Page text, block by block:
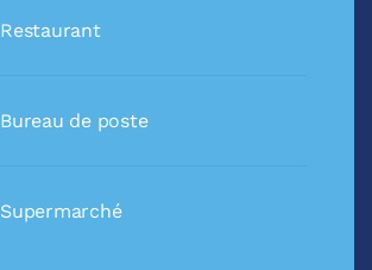
Restaurant
Bureau de poste
Supermarché